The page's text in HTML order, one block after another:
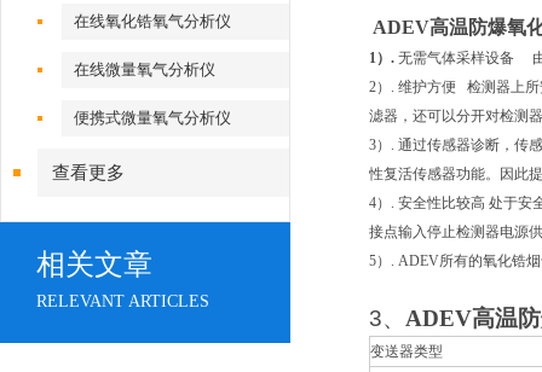
在线氧化锆氧气分析仪
在线微量氧气分析仪
便携式微量氧气分析仪
查看更多
相关文章
RELEVANT ARTICLES
ADEV高温防爆氧
1）. 无需气体采样设备
2）. 维护方便
检测器上
滤器，还可以分开对检测
3）. 通过传感器诊断，传
性复活传感器功能。因此
4）. 安全性比较高 处于安
接点输入停止检测器电源
5）. ADEV所有的氧化锆
3、 ADEV高温
变送器类型